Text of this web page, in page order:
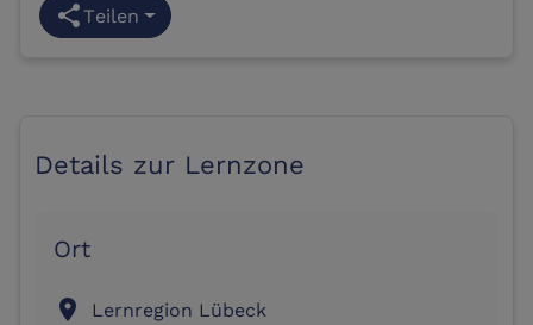
shareTeilen
Details zur Lernzone
Ort
location_on Lernregion Lübeck